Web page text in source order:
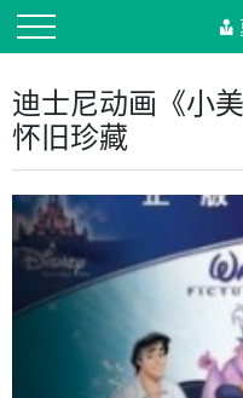
迪士尼动画《小
怀旧珍藏